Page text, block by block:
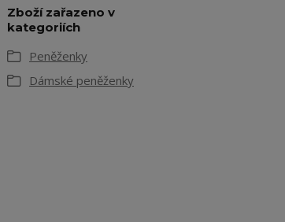
Zboží zařazeno v
kategoriích
Peněženky
Dámské peněženky